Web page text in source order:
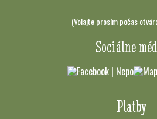
(Volajte prosím počas
Sociálne
Platby